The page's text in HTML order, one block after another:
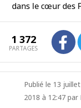
dans le cœur des
1 372
PARTAGES
Publié le 13
2018 à 12:47